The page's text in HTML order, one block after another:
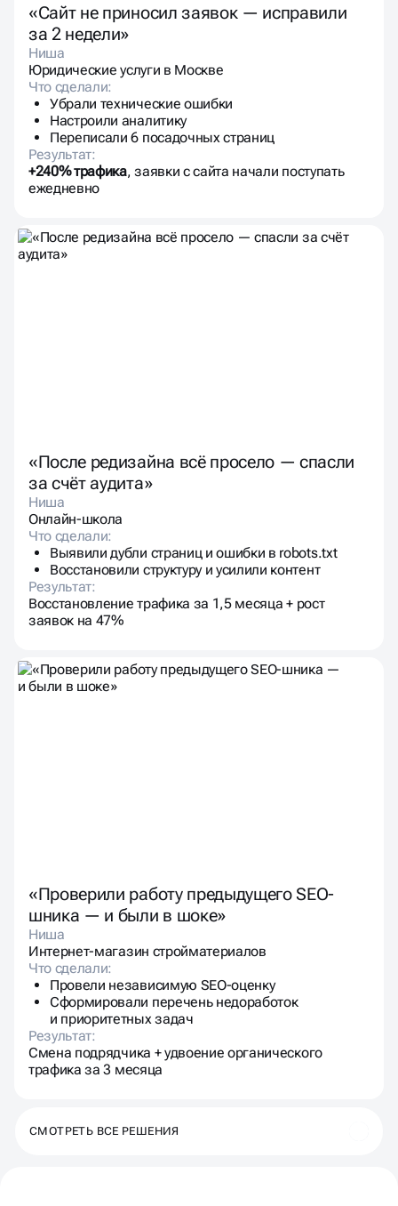
«Сайт не приносил заявок — исправили
за 2 недели»
Ниша
Юридические услуги в Москве
Что сделали:
Убрали технические ошибки
Настроили аналитику
Переписали 6 посадочных страниц
Результат:
+240% трафика, заявки с сайта начали поступать
ежедневно
«После редизайна всё просело — спасли
за счёт аудита»
Ниша
Онлайн-школа
Что сделали:
Выявили дубли страниц и ошибки в robots.txt
Восстановили структуру и усилили контент
Результат:
Восстановление трафика за 1,5 месяца + рост
заявок на 47%
«Проверили работу предыдущего SEO-
шника — и были в шоке»
Ниша
Интернет-магазин стройматериалов
Что сделали:
Провели независимую SEO-оценку
Сформировали перечень недоработок
и приоритетных задач
Результат:
Смена подрядчика + удвоение органического
трафика за 3 месяца
СМОТРЕТЬ ВСЕ РЕШЕНИЯ